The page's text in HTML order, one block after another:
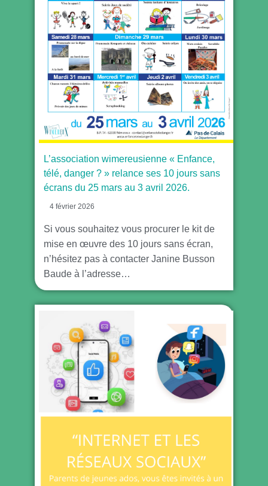
L’association wimereusienne « Enfance,
télé, danger ? » relance ses 10 jours sans
écrans du 25 mars au 3 avril 2026.
4 février 2026
Si vous souhaitez vous procurer le kit de
mise en œuvre des 10 jours sans écran,
n’hésitez pas à contacter Janine Busson
Baude à l’adresse…